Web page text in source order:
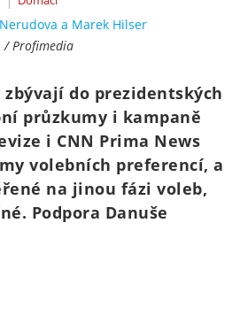
/ Profimedia
do prezidentských
průzkumy i kampaně
i CNN Prima News
volebních preferencí, a
na jinou fázi voleb,
Podpora Danuše